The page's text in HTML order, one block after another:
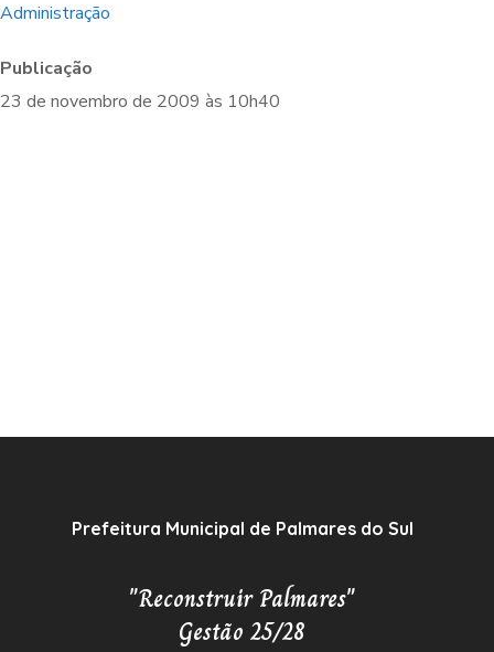
Administração
Publicação
23 de novembro de 2009 às 10h40
Prefeitura Municipal de Palmares do Sul
"Reconstruir Palmares"
Gestão 25/28